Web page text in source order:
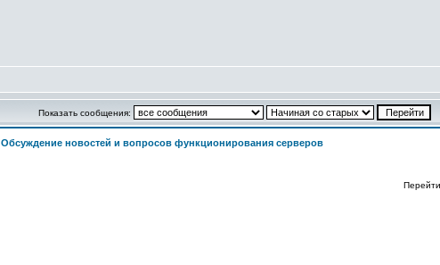
Показать сообщения:
Обсуждение новостей и вопросов функционирования серверов